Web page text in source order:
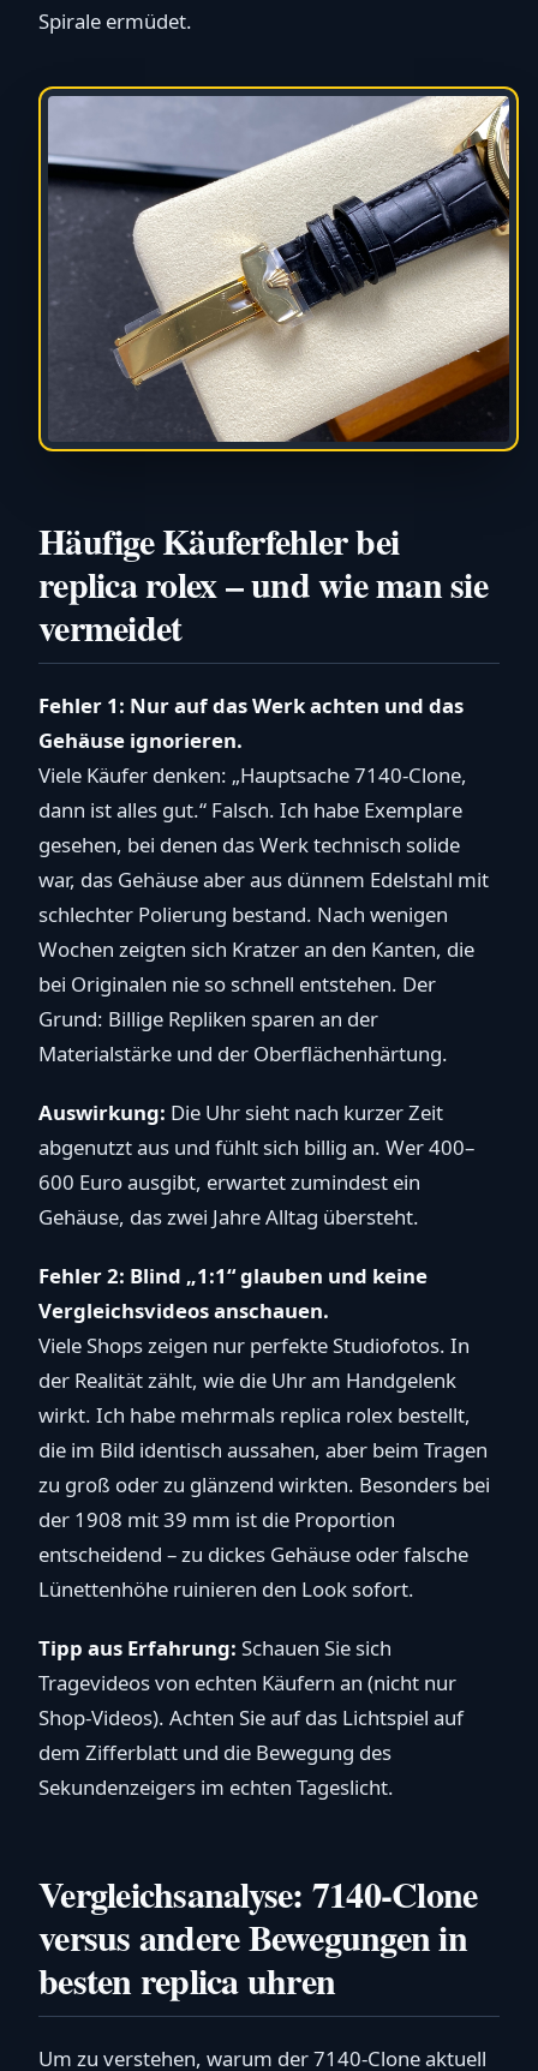
Spirale ermüdet.
Häufige Käuferfehler bei
replica rolex – und wie man sie
vermeidet
Fehler 1: Nur auf das Werk achten und das
Gehäuse ignorieren.
Viele Käufer denken: „Hauptsache 7140-Clone,
dann ist alles gut.“ Falsch. Ich habe Exemplare
gesehen, bei denen das Werk technisch solide
war, das Gehäuse aber aus dünnem Edelstahl mit
schlechter Polierung bestand. Nach wenigen
Wochen zeigten sich Kratzer an den Kanten, die
bei Originalen nie so schnell entstehen. Der
Grund: Billige Repliken sparen an der
Materialstärke und der Oberflächenhärtung.
Auswirkung: Die Uhr sieht nach kurzer Zeit
abgenutzt aus und fühlt sich billig an. Wer 400–
600 Euro ausgibt, erwartet zumindest ein
Gehäuse, das zwei Jahre Alltag übersteht.
Fehler 2: Blind „1:1“ glauben und keine
Vergleichsvideos anschauen.
Viele Shops zeigen nur perfekte Studiofotos. In
der Realität zählt, wie die Uhr am Handgelenk
wirkt. Ich habe mehrmals replica rolex bestellt,
die im Bild identisch aussahen, aber beim Tragen
zu groß oder zu glänzend wirkten. Besonders bei
der 1908 mit 39 mm ist die Proportion
entscheidend – zu dickes Gehäuse oder falsche
Lünettenhöhe ruinieren den Look sofort.
Tipp aus Erfahrung: Schauen Sie sich
Tragevideos von echten Käufern an (nicht nur
Shop-Videos). Achten Sie auf das Lichtspiel auf
dem Zifferblatt und die Bewegung des
Sekundenzeigers im echten Tageslicht.
Vergleichsanalyse: 7140-Clone
versus andere Bewegungen in
besten replica uhren
Um zu verstehen, warum der 7140-Clone aktuell